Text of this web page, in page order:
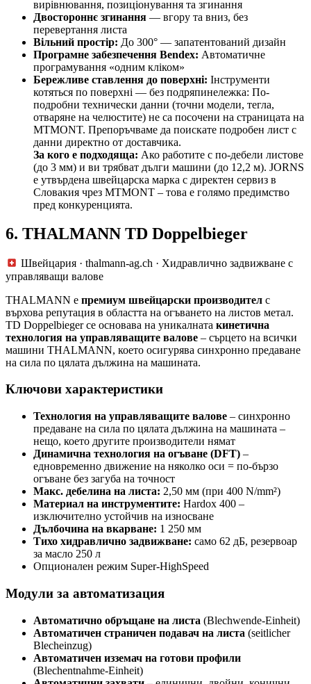
вирівнювання, позиціонування та згинання
Двостороннє згинання — вгору та вниз, без
перевертання листа
Вільний простір: До 300° — запатентований дизайн
Програмне забезпечення Bendex: Автоматичне
програмування «одним кліком»
Бережливе ставлення до поверхні: Інструменти
котяться по поверхні — без подряпинележка: По-
подробни технически данни (точни модели, тегла,
отваряне на челюстите) не са посочени на страницата на
MTMONT. Препоръчваме да поискате подробен лист с
данни директно от доставчика.
За кого е подходяща: Ако работите с по-дебели листове
(до 3 мм) и ви трябват дълги машини (до 12,2 м). JORNS
е утвърдена швейцарска марка с директен сервиз в
Словакия чрез MTMONT – това е голямо предимство
пред конкуренцията.
6. THALMANN TD Doppelbieger
Швейцария · thalmann-ag.ch · Хидравлично задвижване с
управляващи валове
THALMANN е премиум швейцарски производител с
върхова репутация в областта на огъването на листов метал.
TD Doppelbieger се основава на уникалната кинетична
технология на управляващите валове – сърцето на всички
машини THALMANN, което осигурява синхронно предаване
на сила по цялата дължина на машината.
Ключови характеристики
Технология на управляващите валове – синхронно
предаване на сила по цялата дължина на машината –
нещо, което другите производители нямат
Динамична технология на огъване (DFT) –
едновременно движение на няколко оси = по-бързо
огъване без загуба на точност
Макс. дебелина на листа: 2,50 мм (при 400 N/mm²)
Материал на инструментите: Hardox 400 –
изключително устойчив на износване
Дълбочина на вкарване: 1 250 мм
Тихо хидравлично задвижване: само 62 дБ, резервоар
за масло 250 л
Опционален режим Super-HighSpeed
Модули за автоматизация
Автоматично обръщане на листа (Blechwende-Einheit)
Автоматичен страничен подавач на листа (seitlicher
Blecheinzug)
Автоматичен изземач на готови профили
(Blechentnahme-Einheit)